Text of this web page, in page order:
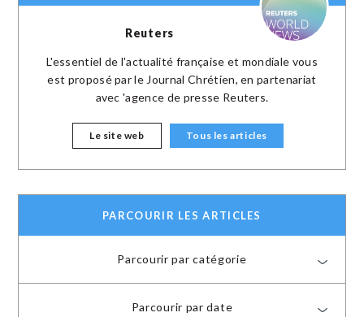
Reuters
L'essentiel de l'actualité française et mondiale vous
est proposé par le Journal Chrétien, en partenariat
avec 'agence de presse Reuters.
Le site web Tous les articles
PARCOURIR LES ARTICLES
Parcourir par catégorie
Parcourir par date